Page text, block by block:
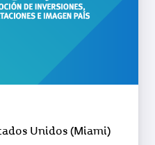
Unidos (Miami)